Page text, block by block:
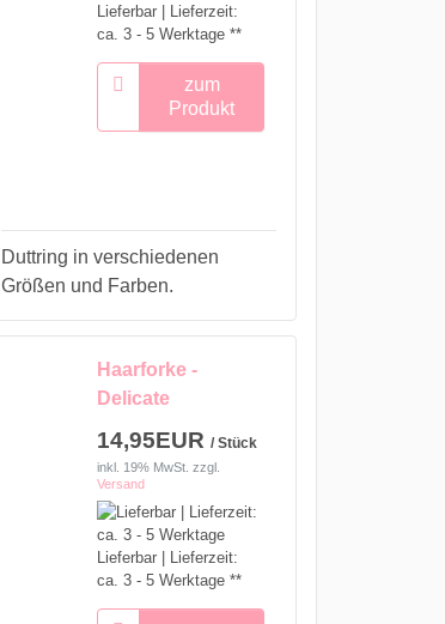
Lieferbar | Lieferzeit:
ca. 3 - 5 Werktage **
zum
Produkt
Duttring in verschiedenen
Größen und Farben.
Haarforke -
Delicate
14,95EUR/ Stück
inkl. 19% MwSt. zzgl.
Versand
Lieferbar | Lieferzeit:
ca. 3 - 5 Werktage **